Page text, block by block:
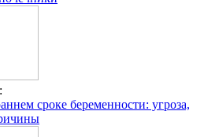
изменения в миокарде